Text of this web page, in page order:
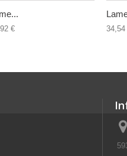
€ 34,54